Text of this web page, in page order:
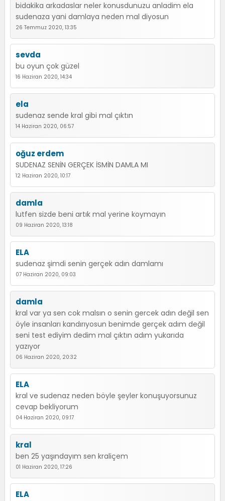
bidakika arkadaslar neler konusdunuzu anladim ela
sudenaza yani damlaya neden mal diyosun
26 Temmuz 2020, 13:35
sevda
bu oyun çok güzel
16 Haziran 2020, 14:34
ela
sudenaz sende kral gibi mal çıktın
14 Haziran 2020, 06:57
oğuz erdem
SUDENAZ SENİN GERÇEK İSMİN DAMLA MI
12 Haziran 2020, 10:17
damla
lutfen sizde beni artık mal yerine koymayın
09 Haziran 2020, 13:18
ELA
sudenaz şimdi senin gerçek adın damlamı
07 Haziran 2020, 09:03
damla
kral var ya sen cok malsın o senin gercek adın değil sen
öyle insanları kandırıyosun benimde gerçek adım değil
seni test ediyim dedim mal çıktın adım yukarıda
yazıyor
06 Haziran 2020, 20:32
ELA
kral ve sudenaz neden böyle şeyler konuşuyorsunuz
cevap bekliyorum
04 Haziran 2020, 09:17
kral
ben 25 yaşındayım sen kraliçem
01 Haziran 2020, 17:26
ELA